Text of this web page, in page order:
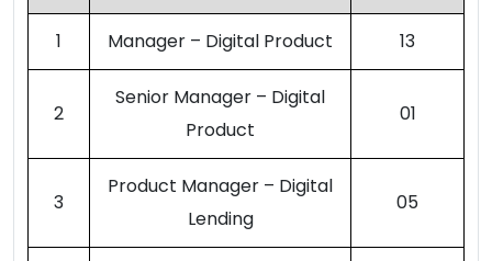
1 Manager – Digital Product 13
2
Senior Manager – Digital
Product
01
3
Product Manager – Digital
Lending
05